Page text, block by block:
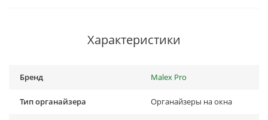
Характеристики
Бренд Malex Pro
Тип органайзера Органайзеры на окна